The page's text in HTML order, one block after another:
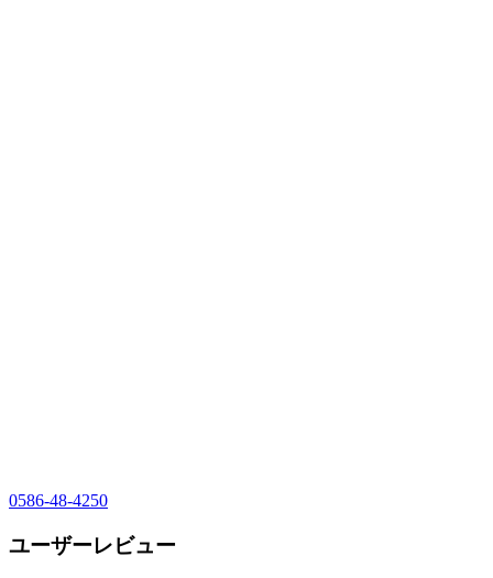
0586-48-4250
ユーザーレビュー